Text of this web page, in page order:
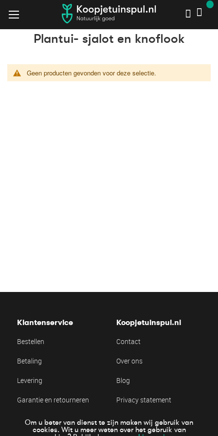
Om u beter van dienst te zijn maken wij gebruik van
cookies. Wit u meer weten over het gebruik van
Plantui- sjalot en knoflook
Tuinzaden
Geen producten gevonden voor deze selectie.
Klantenservice
Bestellen
Betaling
Levering
Garantie en retourneren
Algemene voorwaarden
Koopjetuinspul.nl
Contact
Over ons
Blog
Privacy statement
Cookie statement